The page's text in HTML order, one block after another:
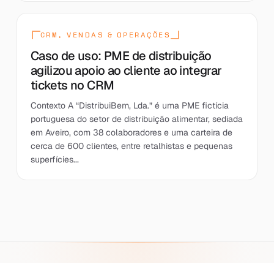
CRM, VENDAS & OPERAÇÕES
Caso de uso: PME de distribuição
agilizou apoio ao cliente ao integrar
tickets no CRM
Contexto A “DistribuiBem, Lda.” é uma PME fictícia
portuguesa do setor de distribuição alimentar, sediada
em Aveiro, com 38 colaboradores e uma carteira de
cerca de 600 clientes, entre retalhistas e pequenas
superfícies...